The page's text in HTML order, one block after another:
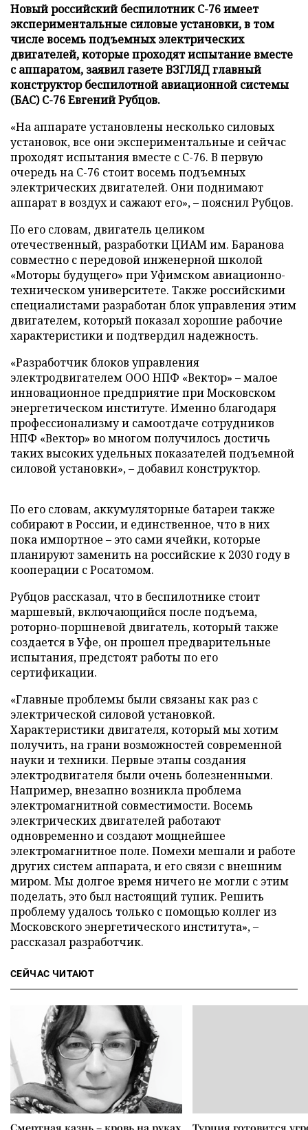
Новый российский беспилотник С-76 имеет
экспериментальные силовые установки, в том
числе восемь подъемных электрических
двигателей, которые проходят испытание вместе
с аппаратом, заявил газете ВЗГЛЯД главный
конструктор беспилотной авиационной системы
(БАС) С-76 Евгений Рубцов.
«На аппарате установлены несколько силовых
установок, все они экспериментальные и сейчас
проходят испытания вместе с С-76. В первую
очередь на С-76 стоит восемь подъемных
электрических двигателей. Они поднимают
аппарат в воздух и сажают его», – пояснил Рубцов.
По его словам, двигатель целиком
отечественный, разработки ЦИАМ им. Баранова
совместно с передовой инженерной школой
«Моторы будущего» при Уфимском авиационно-
техническом университете. Также российскими
специалистами разработан блок управления этим
двигателем, который показал хорошие рабочие
характеристики и подтвердил надежность.
«Разработчик блоков управления
электродвигателем ООО НПФ «Вектор» – малое
инновационное предприятие при Московском
энергетическом институте. Именно благодаря
профессионализму и самоотдаче сотрудников
НПФ «Вектор» во многом получилось достичь
таких высоких удельных показателей подъемной
силовой установки», – добавил конструктор.
По его словам, аккумуляторные батареи также
собирают в России, и единственное, что в них
пока импортное – это сами ячейки, которые
планируют заменить на российские к 2030 году в
кооперации с Росатомом.
Рубцов рассказал, что в беспилотнике стоит
маршевый, включающийся после подъема,
роторно-поршневой двигатель, который также
создается в Уфе, он прошел предварительные
испытания, предстоят работы по его
сертификации.
«Главные проблемы были связаны как раз с
электрической силовой установкой.
Характеристики двигателя, который мы хотим
получить, на грани возможностей современной
науки и техники. Первые этапы создания
электродвигателя были очень болезненными.
Например, внезапно возникла проблема
электромагнитной совместимости. Восемь
электрических двигателей работают
одновременно и создают мощнейшее
электромагнитное поле. Помехи мешали и работе
других систем аппарата, и его связи с внешним
миром. Мы долгое время ничего не могли с этим
поделать, это был настоящий тупик. Решить
проблему удалось только с помощью коллег из
Московского энергетического института», –
рассказал разработчик.
СЕЙЧАС ЧИТАЮТ
Смертная казнь – кровь на руках
Турция готовится